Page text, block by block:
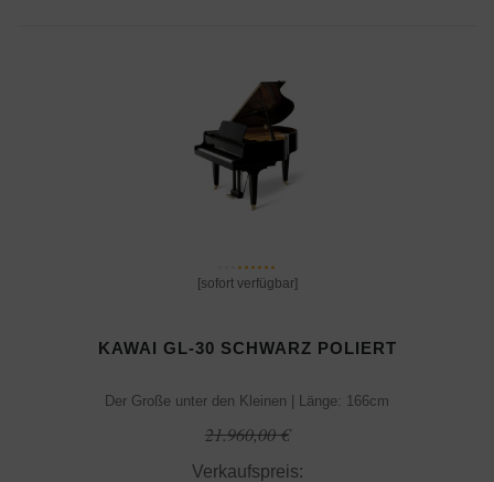
[sofort verfügbar]
KAWAI GL-30 SCHWARZ POLIERT
Der Große unter den Kleinen | Länge: 166cm
21.960,00 €
Verkaufspreis: